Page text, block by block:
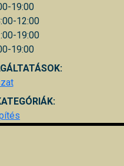
19:00
12:00
19:00
19:00